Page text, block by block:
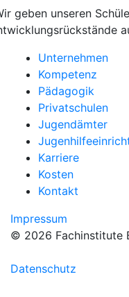
geben unseren
Unternehmen
Kompetenz
Pädagogik
Privatschulen
Jugendämter
Karriere
Kosten
Kontakt
Impressum
© 2026 Fachinstitute
Datenschutz